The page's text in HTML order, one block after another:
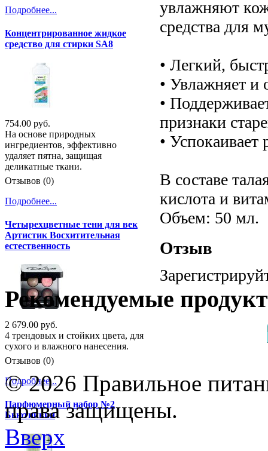
увлажняют
средства для
• Легкий,
• Увлажняет и
•
признаки
•
В составе
кислота и
Объем: 50 мл.
Отзыв
Подробнее...
Концентрированное жидкое
средство для стирки SA8
754.00 руб.
На основе природных
ингредиентов, эффективно
удаляет пятна, защищая
деликатные ткани.
Отзывов (0)
Подробнее...
Четырехцветные тени для век
Артистик Восхитительная
естественность
2 679.00 руб.
4 трендовых и стойких цвета, для
сухого и влажного нанесения.
Отзывов (0)
Подробнее...
Парфюмерный набор №2
Бьютиквин
Рекомендуемые
© 2026 Правильное
права защищены.
Вверх